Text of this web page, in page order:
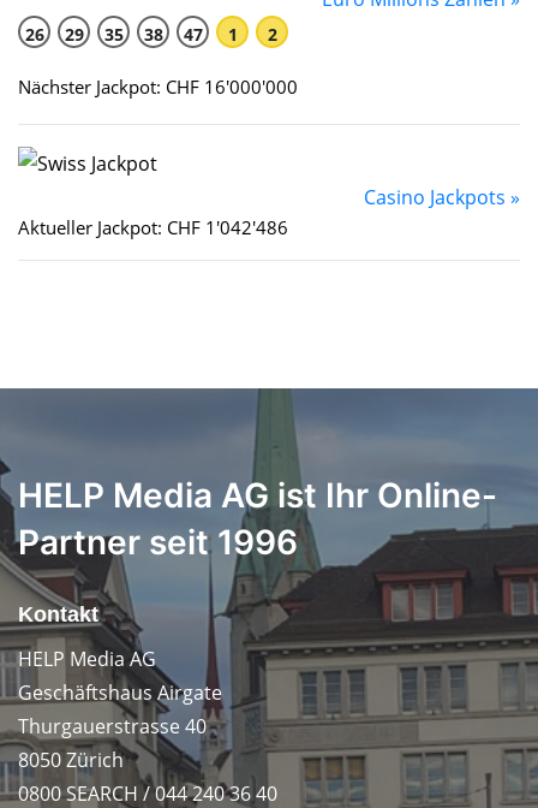
26 29 35 38 47 1 2
Nächster Jackpot: CHF 16'000'000
Casino Jackpots »
Aktueller Jackpot: CHF 1'042'486
HELP Media AG ist Ihr Online-
Partner seit 1996
Kontakt
HELP Media AG
Geschäftshaus Airgate
Thurgauerstrasse 40
8050 Zürich
0800 SEARCH / 044 240 36 40